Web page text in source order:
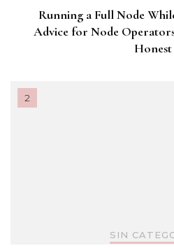
Running a Full Node
Advice for Node
Honest
SIN